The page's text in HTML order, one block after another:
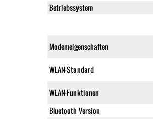
Betriebssystem
Modemeigenschaften
WLAN-Standard
WLAN-Funktionen
Bluetooth Version